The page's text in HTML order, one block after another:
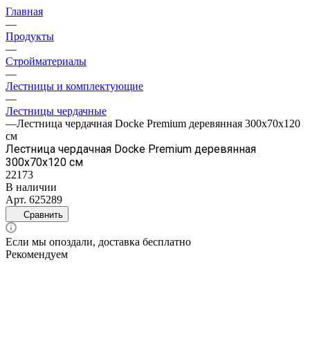
Главная
—
Продукты
—
Стройматериалы
—
Лестницы и комплектующие
—
Лестницы чердачные
—Лестница чердачная Docke Premium деревянная 300х70х120
см
Лестница чердачная Docke Premium деревянная
300х70х120 см
22173
В наличии
Арт. 625289
Сравнить
Если мы опоздали, доставка бесплатно
Рекомендуем